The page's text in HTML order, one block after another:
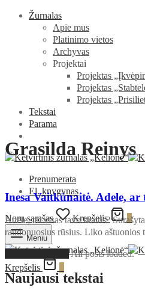
Žurnalas
Apie mus
Platinimo vietos
Archyvas
Projektai
Projektas
Projektas
Projektas
Tekstai
Parama
Prenumerata
El. knygynas
Norų sąrašas Krepšelis 0
Meniu
Krepšelis
Grasilda Reinys
Inesa Vaitkūnaitė. Adele,
Adele, tai visas tavo kraitis?
raudonuosius rūsius. Liko
All posts loaded.
Naujausi tekstai